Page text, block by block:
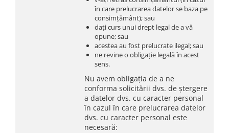
în care prelucrarea datelor se baza pe
consimțământ); sau
dați curs unui drept legal de a vă
opune; sau
acestea au fost prelucrate ilegal; sau
ne revine o obligație legală în acest
sens.
Nu avem obligația de a ne
conforma solicitării dvs. de ștergere
a datelor dvs. cu caracter personal
în cazul în care prelucrarea datelor
dvs. cu caracter personal este
necesară: